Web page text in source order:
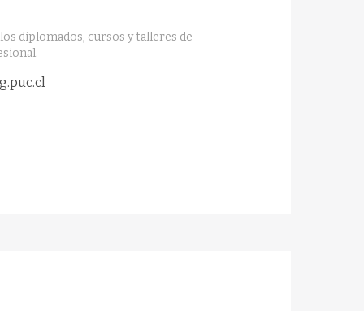
diplomados, cursos y talleres de